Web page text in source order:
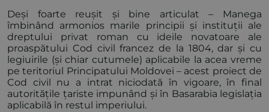
Deși foarte reușit și bine articulat – Manega
îmbinând armonios marile principii și instituții ale
dreptului privat roman cu ideile novatoare ale
proaspătului Cod civil francez de la 1804, dar și cu
legiuirile (și chiar cutumele) aplicabile la acea vreme
pe teritoriul Principatului Moldovei – acest proiect de
Cod civil nu a intrat niciodată în vigoare, în final
autoritățile țariste impunând și în Basarabia legislația
aplicabilă în restul imperiului.